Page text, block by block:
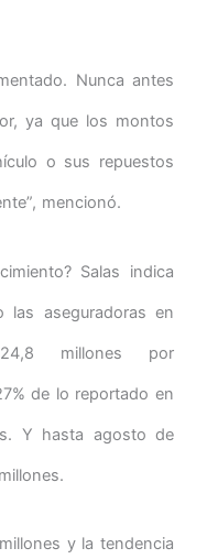
Nunca antes
ya que los montos
o sus repuestos
mencionó.
Salas indica
aseguradoras en
millones por
de lo reportado en
Y hasta agosto de
y la tendencia